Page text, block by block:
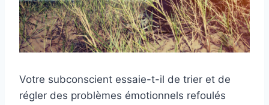
Votre subconscient essaie-t-il de trier et de
régler des problèmes émotionnels refoulés